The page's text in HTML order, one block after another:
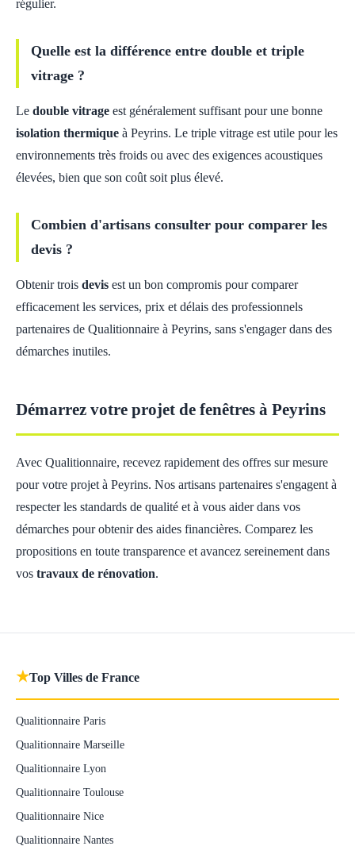
régulier.
Quelle est la différence entre double et triple
vitrage ?
Le double vitrage est généralement suffisant pour une bonne
isolation thermique à Peyrins. Le triple vitrage est utile pour les
environnements très froids ou avec des exigences acoustiques
élevées, bien que son coût soit plus élevé.
Combien d'artisans consulter pour comparer les
devis ?
Obtenir trois devis est un bon compromis pour comparer
efficacement les services, prix et délais des professionnels
partenaires de Qualitionnaire à Peyrins, sans s'engager dans des
démarches inutiles.
Démarrez votre projet de fenêtres à Peyrins
Avec Qualitionnaire, recevez rapidement des offres sur mesure
pour votre projet à Peyrins. Nos artisans partenaires s'engagent à
respecter les standards de qualité et à vous aider dans vos
démarches pour obtenir des aides financières. Comparez les
propositions en toute transparence et avancez sereinement dans
vos travaux de rénovation.
★Top Villes de France
Qualitionnaire Paris
Qualitionnaire Marseille
Qualitionnaire Lyon
Qualitionnaire Toulouse
Qualitionnaire Nice
Qualitionnaire Nantes